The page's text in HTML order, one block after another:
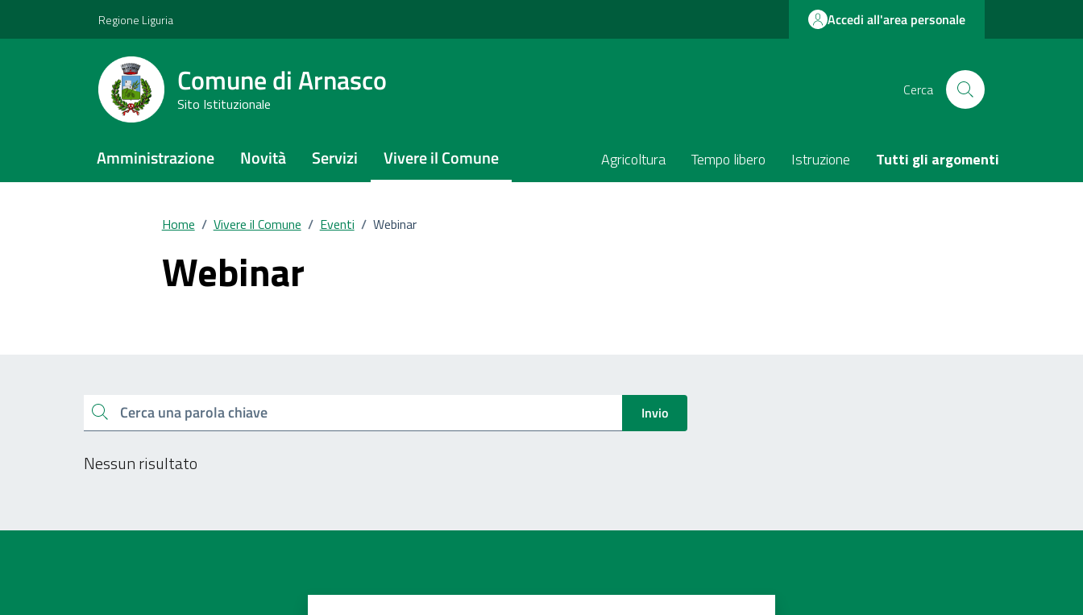
Regione Liguria Accedi all'area personale
Comune di Arnasco
Sito Istituzionale
Cerca
Amministrazione Novità Servizi Vivere il Comune Agricoltura Tempo libero Istruzione Tutti gli argomenti
Home / Vivere il Comune / Eventi / Webinar
Webinar
Cerca una parola chiave Invio
Nessun risultato